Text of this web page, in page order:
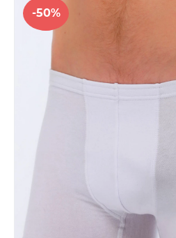
-50%